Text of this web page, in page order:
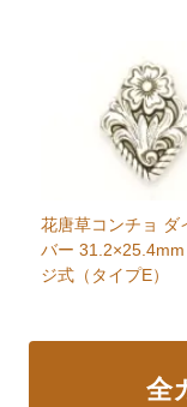
花唐草コンチョ ダ
バー
ジ式（タイプE）
全